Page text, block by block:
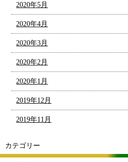
2020年5月
2020年4月
2020年3月
2020年2月
2020年1月
2019年12月
2019年11月
カテゴリー